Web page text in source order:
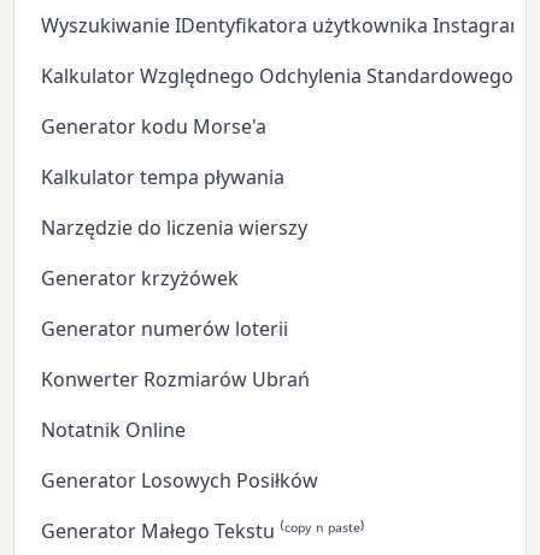
Wyszukiwanie IDentyfikatora użytkownika Instagram
Kalkulator Względnego Odchylenia Standardowego
Generator kodu Morse'a
Kalkulator tempa pływania
Narzędzie do liczenia wierszy
Generator krzyżówek
Generator numerów loterii
Konwerter Rozmiarów Ubrań
Notatnik Online
Generator Losowych Posiłków
Generator Małego Tekstu ⁽ᶜᵒᵖʸ ⁿ ᵖᵃˢᵗᵉ⁾